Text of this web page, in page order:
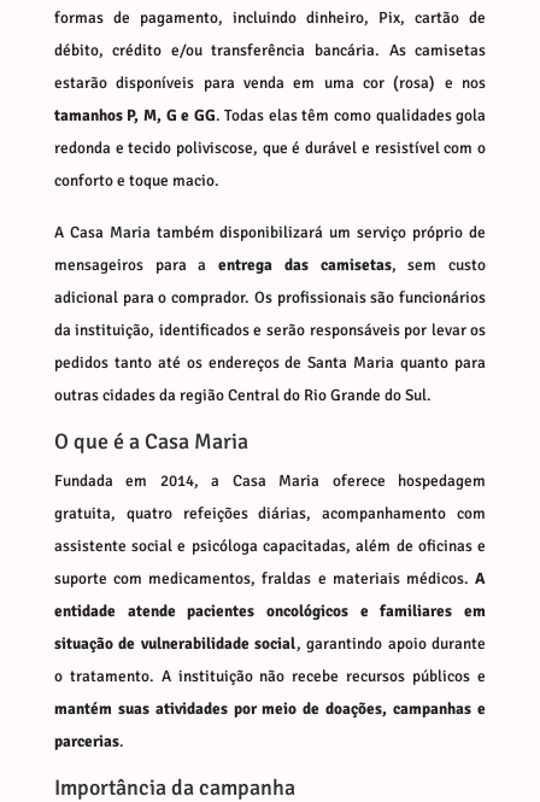
formas de pagamento, incluindo dinheiro, Pix, cartão de
débito, crédito e/ou transferência bancária. As camisetas
estarão disponíveis para venda em uma cor (rosa) e nos
tamanhos P, M, G e GG. Todas elas têm como qualidades gola
redonda e tecido poliviscose, que é durável e resistível com o
conforto e toque macio.
A Casa Maria também disponibilizará um serviço próprio de
mensageiros para aentrega das camisetas, sem custo
adicional para o comprador. Os profissionais são funcionários
da instituição, identificados e serão responsáveis por levar os
pedidos tanto até os endereços de Santa Maria quanto para
outras cidades da região Central do Rio Grande do Sul.
O que é a Casa Maria
Fundada em 2014, a Casa Maria oferece hospedagem
gratuita, quatro refeições diárias, acompanhamento com
assistente social e psicóloga capacitadas, além de oficinas e
suporte com medicamentos, fraldas e materiais médicos.A
entidade atende pacientes oncológicos e familiares em
situação de vulnerabilidade social, garantindo apoio durante
o tratamento. A instituição não recebe recursos públicos e
mantém suas atividades por meio de doações, campanhas e
parcerias.
Importância da campanha